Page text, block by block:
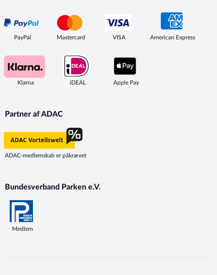
PayPal Mastercard VISA American Express
Klarna iDEAL Apple Pay
Partner af ADAC
ADAC-medlemskab er påkrævet
Bundesverband Parken e.V.
Medlem